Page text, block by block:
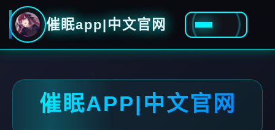
催眠app|中文官网
催眠APP|中文官网